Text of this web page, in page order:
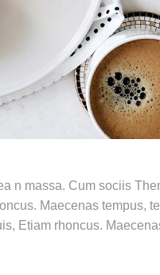
n massa. Cum sociis
Maecenas tempus,
Etiam rhoncus.